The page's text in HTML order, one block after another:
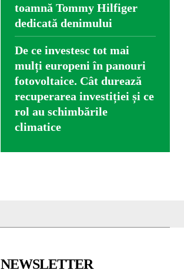
toamnă Tommy Hilfiger
dedicată denimului
De ce investesc tot mai
mulți europeni în panouri
fotovoltaice. Cât durează
recuperarea investiției și ce
rol au schimbările
climatice
NEWSLETTER